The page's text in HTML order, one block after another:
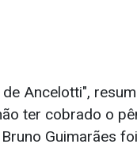
Ancelotti",
ter cobrado o
Guimarães